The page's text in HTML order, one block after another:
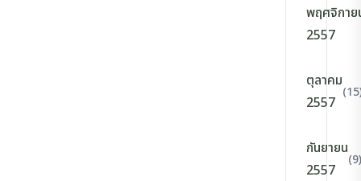
พฤศจิกาย
2557
ตุลาคม
2557
กันยายน
2557
(9)